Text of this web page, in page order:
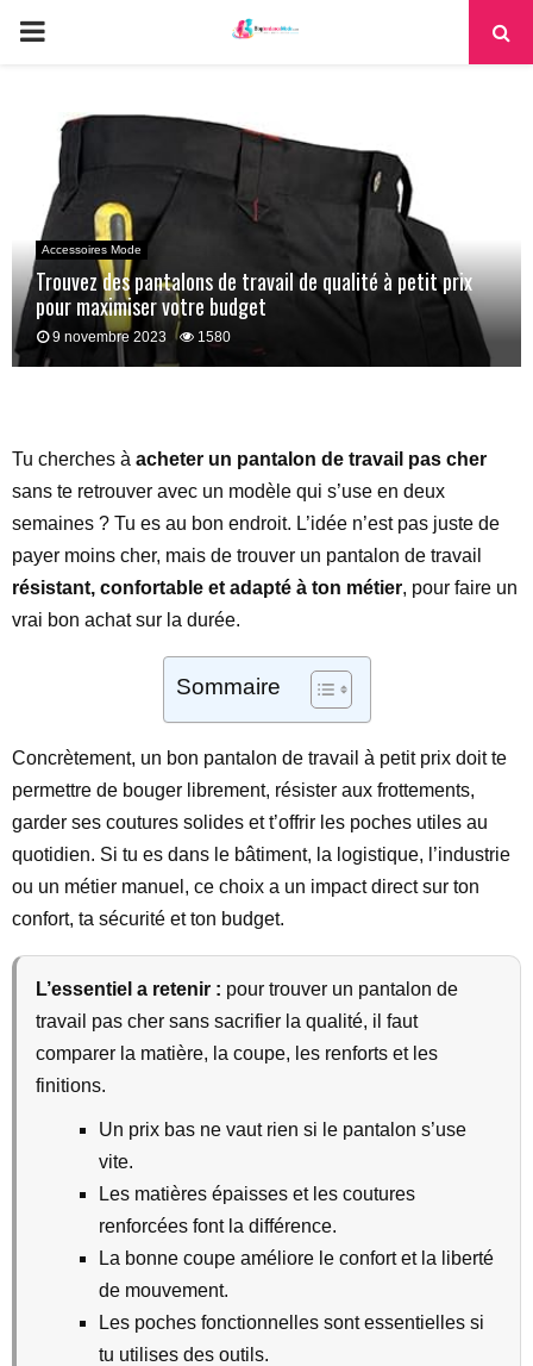
PRIMARY
Accessoires Mode
Trouvez des pantalons de travail de qualité à petit prix
pour maximiser votre budget
9 novembre 2023 1580
Tu cherches à acheter un pantalon de travail pas cher
sans te retrouver avec un modèle qui s’use en deux
semaines ? Tu es au bon endroit. L’idée n’est pas juste de
payer moins cher, mais de trouver un pantalon de travail
résistant, confortable et adapté à ton métier, pour faire un
vrai bon achat sur la durée.
Sommaire
Concrètement, un bon pantalon de travail à petit prix doit te
permettre de bouger librement, résister aux frottements,
garder ses coutures solides et t’offrir les poches utiles au
quotidien. Si tu es dans le bâtiment, la logistique, l’industrie
ou un métier manuel, ce choix a un impact direct sur ton
confort, ta sécurité et ton budget.
L’essentiel a retenir : pour trouver un pantalon de
travail pas cher sans sacrifier la qualité, il faut
comparer la matière, la coupe, les renforts et les
finitions.
Un prix bas ne vaut rien si le pantalon s’use
vite.
Les matières épaisses et les coutures
renforcées font la différence.
La bonne coupe améliore le confort et la liberté
de mouvement.
Les poches fonctionnelles sont essentielles si
tu utilises des outils.